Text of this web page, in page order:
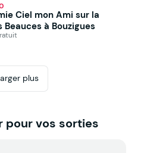
Ciel mon Ami sur la
Beauces à Bouzigues
plus
pour vos sorties